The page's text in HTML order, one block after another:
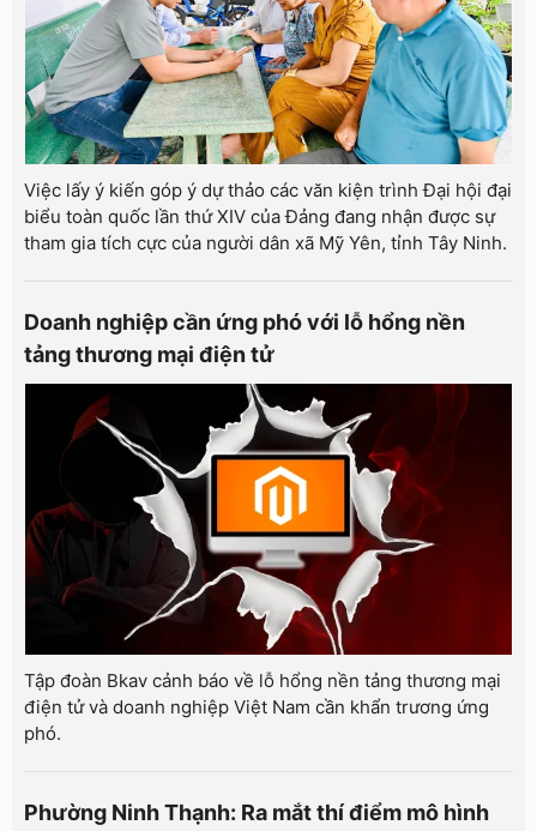
Việc lấy ý kiến góp ý dự thảo các văn kiện trình Đại hội đại
biểu toàn quốc lần thứ XIV của Đảng đang nhận được sự
tham gia tích cực của người dân xã Mỹ Yên, tỉnh Tây Ninh.
Doanh nghiệp cần ứng phó với lỗ hổng nền
tảng thương mại điện tử
Tập đoàn Bkav cảnh báo về lỗ hổng nền tảng thương mại
điện tử và doanh nghiệp Việt Nam cần khẩn trương ứng
phó.
Phường Ninh Thạnh: Ra mắt thí điểm mô hình